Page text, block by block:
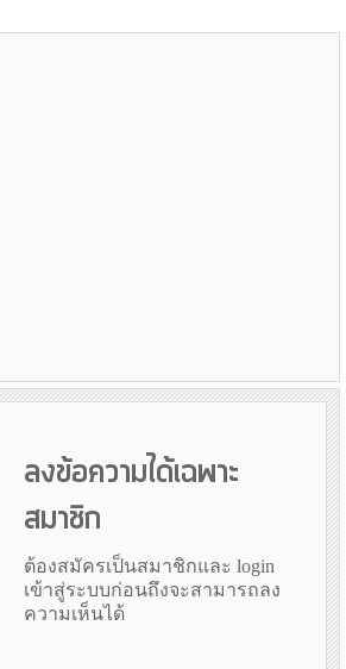
ลงข้อความได้เฉพาะ
สมาชิก
ต้องสมัครเป็นสมาชิกและ login
เข้าสู่ระบบก่อนถึงจะสามารถลง
ความเห็นได้